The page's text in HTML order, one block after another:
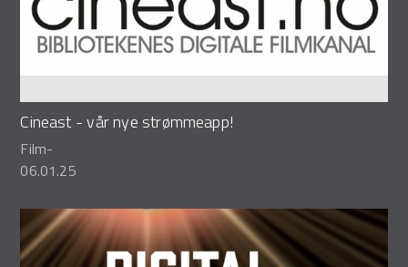
Cineast - vår nye strømmeapp!
Film-
06.01.25